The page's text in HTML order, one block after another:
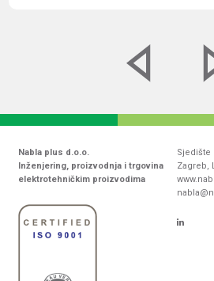
Nabla plus d.o.o.
Inženjering, proizvodnja i trgovina
elektrotehničkim proizvodima
Sjedište
Zagreb,